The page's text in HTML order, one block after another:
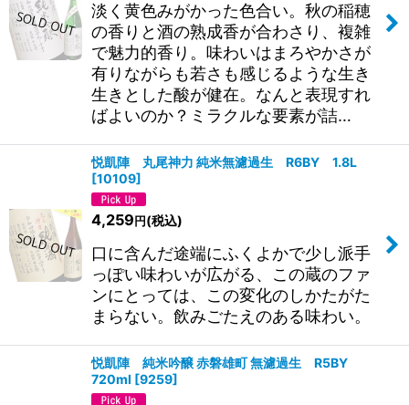
淡く黄色みがかった色合い。秋の稲穂
の香りと酒の熟成香が合わさり、複雑
で魅力的香り。味わいはまろやかさが
有りながらも若さも感じるような生き
生きとした酸が健在。なんと表現すれ
ばよいのか？ミラクルな要素が詰…
悦凱陣 丸尾神力 純米無濾過生 R6BY 1.8L
[10109]
4,259 円 (税込)
口に含んだ途端にふくよかで少し派手
っぽい味わいが広がる、この蔵のファ
ンにとっては、この変化のしかたがた
まらない。飲みごたえのある味わい。
悦凱陣 純米吟醸 赤磐雄町 無濾過生 R5BY
720ml [9259]